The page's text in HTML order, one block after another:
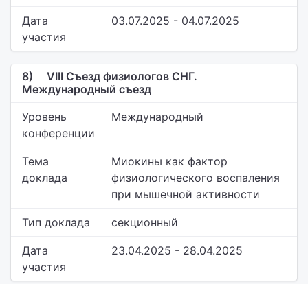
Дата
участия
03.07.2025 - 04.07.2025
8)
VIII Съезд физиологов СНГ.
Международный съезд
Уровень
конференции
Международный
Тема
доклада
Миокины как фактор
физиологического воспаления
при мышечной активности
Тип доклада секционный
Дата
участия
23.04.2025 - 28.04.2025